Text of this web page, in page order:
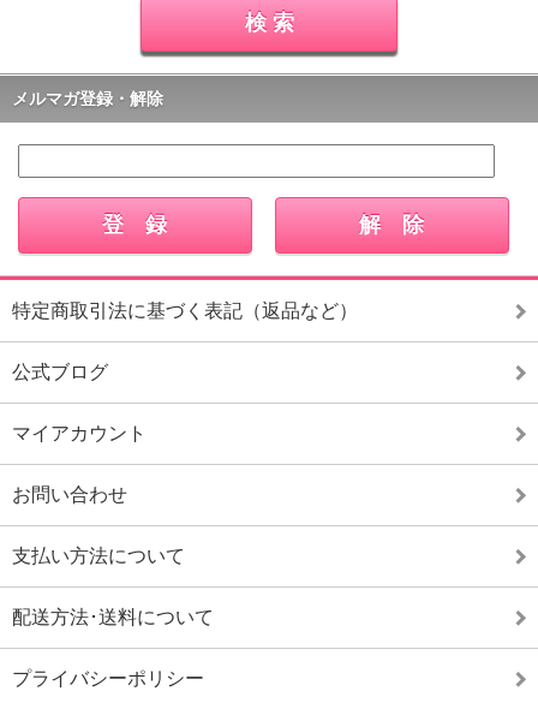
メルマガ登録・解除
特定商取引法に基づく表記（返品など）
公式ブログ
マイアカウント
お問い合わせ
支払い方法について
配送方法･送料について
プライバシーポリシー